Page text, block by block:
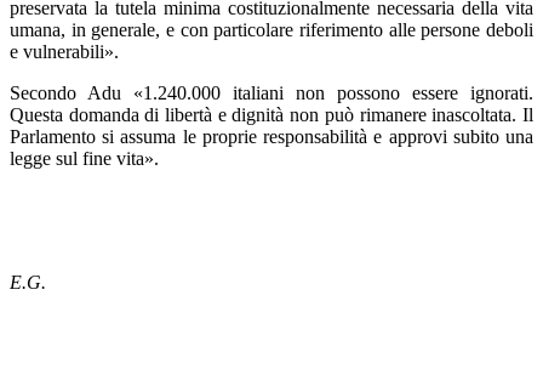
preservata la tutela minima costituzionalmente necessaria della vita
umana, in generale, e con particolare riferimento alle persone deboli
e vulnerabili».
Secondo Adu «1.240.000 italiani non possono essere ignorati.
Questa domanda di libertà e dignità non può rimanere inascoltata. Il
Parlamento si assuma le proprie responsabilità e approvi subito una
legge sul fine vita».
E.G.